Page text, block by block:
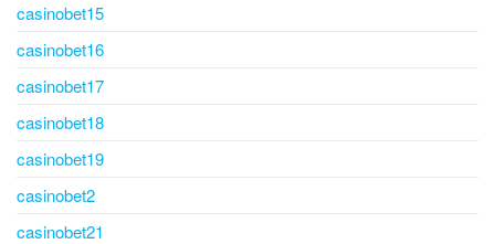
casinobet15
casinobet16
casinobet17
casinobet18
casinobet19
casinobet2
casinobet21